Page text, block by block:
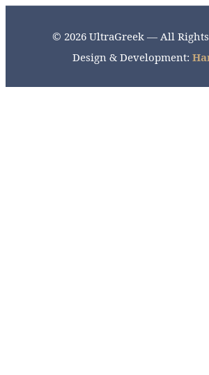
© 2026 UltraGreek — All Rights
Design & Development: